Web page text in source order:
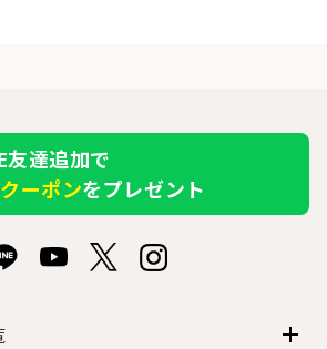
友達追加で
ーポンをプレゼント